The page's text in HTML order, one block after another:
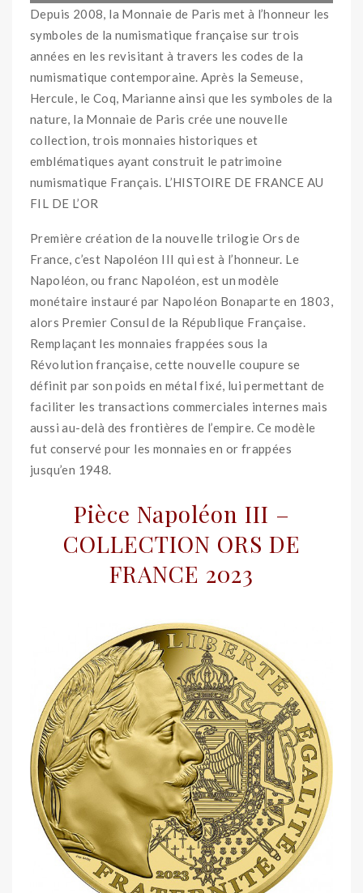
Depuis 2008, la Monnaie de Paris met à l’honneur les
symboles de la numismatique française sur trois
années en les revisitant à travers les codes de la
numismatique contemporaine. Après la Semeuse,
Hercule, le Coq, Marianne ainsi que les symboles de la
nature, la Monnaie de Paris crée une nouvelle
collection, trois monnaies historiques et
emblématiques ayant construit le patrimoine
numismatique Français. L’HISTOIRE DE FRANCE AU
FIL DE L’OR
Première création de la nouvelle trilogie Ors de
France, c’est Napoléon III qui est à l’honneur. Le
Napoléon, ou franc Napoléon, est un modèle
monétaire instauré par Napoléon Bonaparte en 1803,
alors Premier Consul de la République Française.
Remplaçant les monnaies frappées sous la
Révolution française, cette nouvelle coupure se
définit par son poids en métal fixé, lui permettant de
faciliter les transactions commerciales internes mais
aussi au-delà des frontières de l’empire. Ce modèle
fut conservé pour les monnaies en or frappées
jusqu’en 1948.
Pièce Napoléon III –
COLLECTION ORS DE
FRANCE 2023